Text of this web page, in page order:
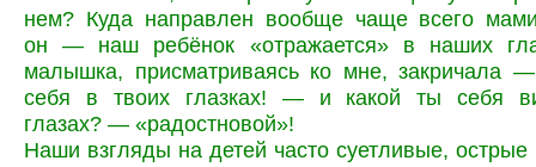
нем? Куда направлен вообще чаще всего
он — наш ребёнок «отражается» в наших
малышка, присматриваясь ко мне, закричала
себя в твоих глазках! — и какой ты себя
глазах? — «радостновой»!
Наши взгляды на детей часто суетливые,